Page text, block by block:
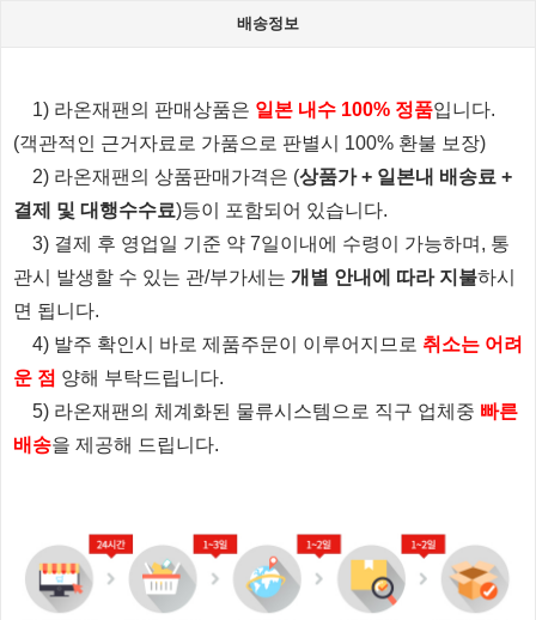
배송정보
1) 라온재팬의 판매상품은 일본 내수 100% 정품입니다.
(객관적인 근거자료로 가품으로 판별시 100% 환불 보장)
2) 라온재팬의 상품판매가격은 (상품가 + 일본내 배송료 +
결제 및 대행수수료)등이 포함되어 있습니다.
3) 결제 후 영업일 기준 약 7일이내에 수령이 가능하며, 통
관시 발생할 수 있는 관/부가세는 개별 안내에 따라 지불하시
면 됩니다.
4) 발주 확인시 바로 제품주문이 이루어지므로 취소는 어려
운 점 양해 부탁드립니다.
5) 라온재팬의 체계화된 물류시스템으로 직구 업체중 빠른
배송을 제공해 드립니다.